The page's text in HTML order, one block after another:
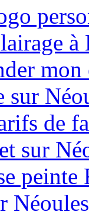
sur
de
sur